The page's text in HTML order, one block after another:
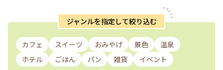
ジャンルを指定して絞り込む
カフェ スイーツ おみやげ 景色
温泉
ホテル
ごはん パン 雑貨 イベント